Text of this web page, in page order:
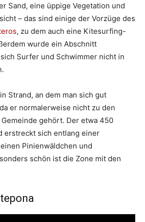
Sand, eine üppige Vegetation und
– das sind einige der Vorzüge des
, zu dem auch eine Kitesurfing-
wurde ein Abschnitt
Surfer und Schwimmer nicht in
Strand, an dem man sich gut
er normalerweise nicht zu den
gehört. Der etwa 450
erstreckt sich entlang einer
Pinienwäldchen und
schön ist die Zone mit den